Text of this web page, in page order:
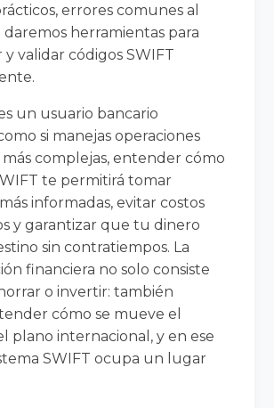
errores comunes al
daremos herramientas para
validar códigos SWIFT
un usuario bancario
si manejas operaciones
más complejas, entender cómo
te permitirá tomar
informadas, evitar costos
y garantizar que tu dinero
sin contratiempos. La
financiera no solo consiste
o invertir: también
cómo se mueve el
plano internacional, y en ese
SWIFT ocupa un lugar